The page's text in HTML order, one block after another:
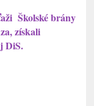
Školské brány
získali
DiS.